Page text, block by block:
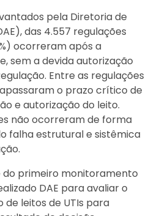
pela Diretoria de
das 4.557 regulações
ocorreram após a
sem a devida autorização
Entre as regulações
o prazo crítico de
e autorização do leito.
não ocorreram de forma
falha estrutural e sistêmica
do primeiro monitoramento
DAE para avaliar o
leitos de UTIs para